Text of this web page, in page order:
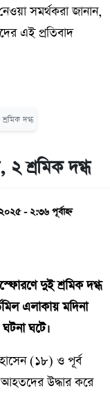
সমর্থকরা জানান,
এই প্রতিবাদ
দগ্ধ
২ শ্রমিক দগ্ধ
- ২:৩৬ পূর্বাহ্ন
দুই শ্রমিক দগ্ধ
এলাকায় মদিনা
ঘটে।
(১৮) ও পূর্ব
উদ্ধার করে